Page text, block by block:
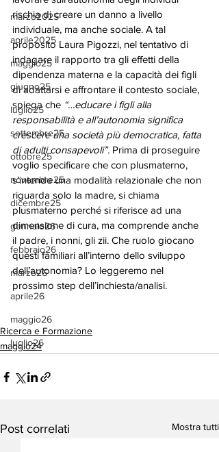
marzo2025
aprile2025
maggio25
giugno25
luglio25
settembre25
ottobre25
novembre25
dicembre25
gennaio26
febbraio26
marzo26
aprile26
maggio26
luglio26
rischia di creare un danno a livello
individuale, ma anche sociale. A tal
proposito Laura Pigozzi, nel tentativo di
indagare il rapporto tra gli effetti della
dipendenza materna e la capacità dei figli
di adattarsi e affrontare il contesto sociale,
spiega che “…educare i figli alla
responsabilità e all’autonomia significa
crescere una società più democratica, fatta
di adulti consapevoli”. Prima di proseguire
voglio specificare che con plusmaterno,
s’intende una modalità relazionale che non
riguarda solo la madre, si chiama
plusmaterno perché si riferisce ad una
dimensione di cura, ma comprende anche
il padre, i nonni, gli zii. Che ruolo giocano
questi familiari all’interno dello sviluppo
dell’autonomia? Lo leggeremo nel
prossimo step dell’inchiesta/analisi.
Ricerca e Formazione
maggio24
Post correlati Mostra tutti